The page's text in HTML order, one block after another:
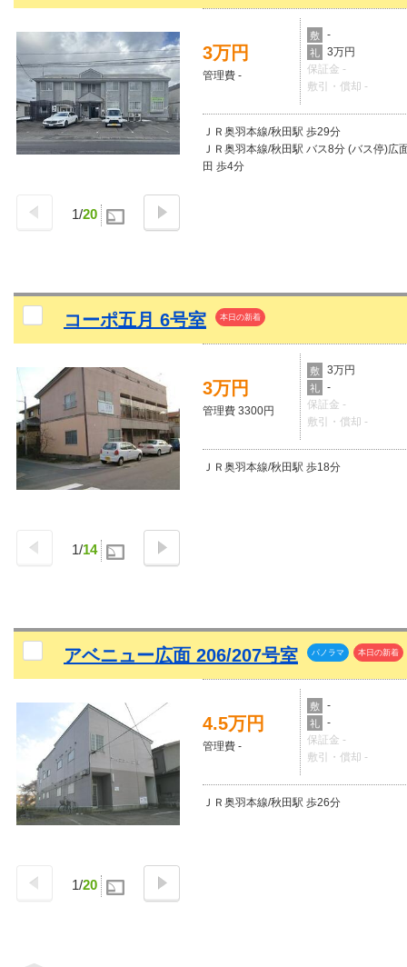
1/20
3万円
管理費 -
敷 -
礼
3万円
保証金 -
敷引・償却 -
ＪＲ奥羽本線/秋田駅 歩29分
ＪＲ奥羽本線/秋田駅 バス8分 (バス停)広
田 歩4分
コーポ五月 6号室 本日の新着
1/14
3万円
管理費 3300円
敷 3万円
礼
-
保証金 -
敷引・償却 -
ＪＲ奥羽本線/秋田駅 歩18分
アベニュー広面 206/207号室 パノラマ 本日の新着
1/20
4.5万円
管理費 -
敷 -
礼
-
保証金 -
敷引・償却 -
ＪＲ奥羽本線/秋田駅 歩26分